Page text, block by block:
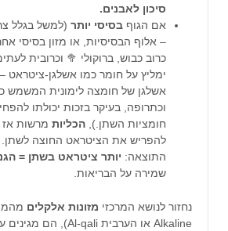
סיכון לאבנים.
אם הגוף בסיסי יותר(למשל בגלל
– אלוף הבסיסיות, או מזון בסיסי
כרוב כבוש, ברוקולי 🥦 וכרובית
ימליץ על חומר כמו אשלגן-ציטראט
אשלגן של חומצה לימונית המשמש
וכתרופה, בעיקר בזכות יכולתו
חומציות השתן.), הכליותמרשות אז
להפריש את הציטראט החוצה לשתן.
התוצאה: יותר ציטראט בשתן =
שמירה על הבריאות.
נחזור לנושא המרכזי מזונות אלקלים
Alkaline או הערבית Al-qali), הם מגינים על הכליות,